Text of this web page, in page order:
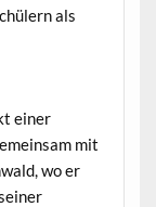
als
einer
mit
wo er